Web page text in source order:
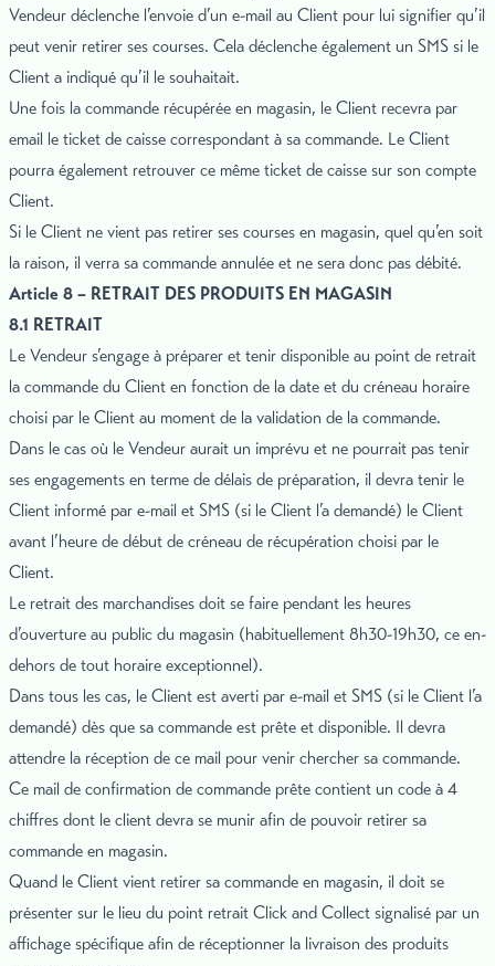
Vendeur déclenche l’envoie d’un e-mail au Client pour lui signifier qu’il
peut venir retirer ses courses. Cela déclenche également un SMS si le
Client a indiqué qu’il le souhaitait.
Une fois la commande récupérée en magasin, le Client recevra par
email le ticket de caisse correspondant à sa commande. Le Client
pourra également retrouver ce même ticket de caisse sur son compte
Client.
Si le Client ne vient pas retirer ses courses en magasin, quel qu’en soit
la raison, il verra sa commande annulée et ne sera donc pas débité.
Article 8 – RETRAIT DES PRODUITS EN MAGASIN
8.1 RETRAIT
Le Vendeur s’engage à préparer et tenir disponible au point de retrait
la commande du Client en fonction de la date et du créneau horaire
choisi par le Client au moment de la validation de la commande.
Dans le cas où le Vendeur aurait un imprévu et ne pourrait pas tenir
ses engagements en terme de délais de préparation, il devra tenir le
Client informé par e-mail et SMS (si le Client l’a demandé) le Client
avant l’heure de début de créneau de récupération choisi par le
Client.
Le retrait des marchandises doit se faire pendant les heures
d’ouverture au public du magasin (habituellement 8h30-19h30, ce en-
dehors de tout horaire exceptionnel).
Dans tous les cas, le Client est averti par e-mail et SMS (si le Client l’a
demandé) dès que sa commande est prête et disponible. Il devra
attendre la réception de ce mail pour venir chercher sa commande.
Ce mail de confirmation de commande prête contient un code à 4
chiffres dont le client devra se munir afin de pouvoir retirer sa
commande en magasin.
Quand le Client vient retirer sa commande en magasin, il doit se
présenter sur le lieu du point retrait Click and Collect signalisé par un
affichage spécifique afin de réceptionner la livraison des produits